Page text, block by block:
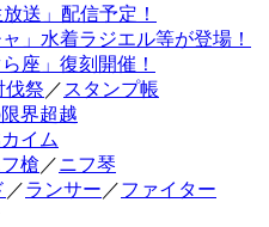
送」配信予定！
」水着ラジエル等が登場！
座」復刻開催！
伐祭 ／ スタンプ帳
界超越
イム
槍 ／ニフ琴
／ランサー ／ファイター